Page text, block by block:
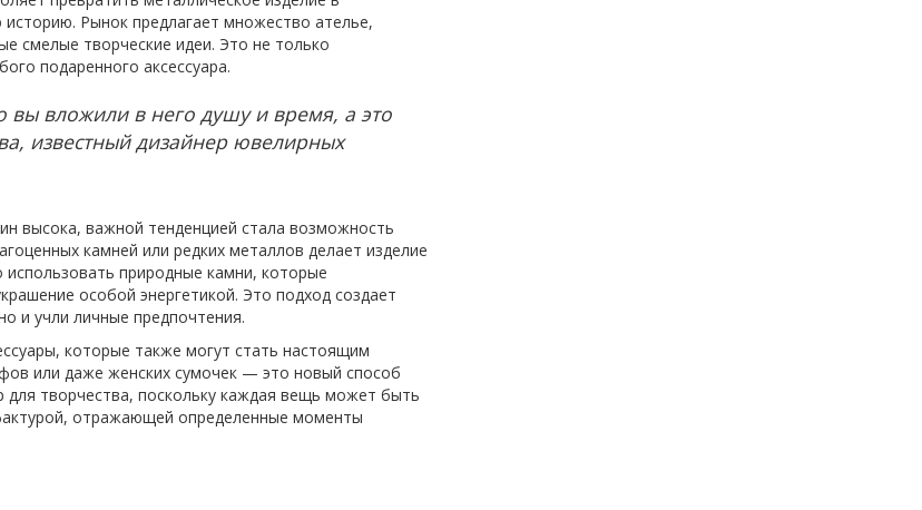
Рынок предлагает множество ателье,
смелые творческие идеи. Это не только
подаренного аксессуара.
вы вложили в него душу и время, а это
известный дизайнер ювелирных
высока, важной тенденцией стала возможность
камней или редких металлов делает изделие
природные камни, которые
особой энергетикой. Это подход создает
и учли личные предпочтения.
которые также могут стать настоящим
или даже женских сумочек — это новый способ
для творчества, поскольку каждая вещь может быть
отражающей определенные моменты